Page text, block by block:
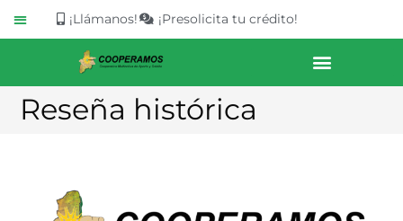
¡Llámanos! ¡Presolicita tu crédito!
Reseña histórica